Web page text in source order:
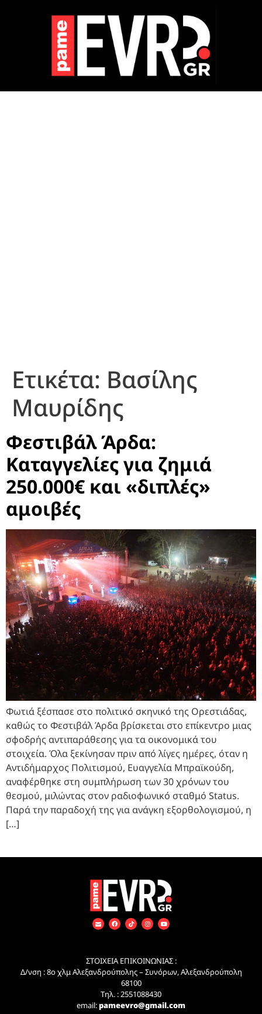
Ετικέτα: Βασίλης
Μαυρίδης
Φεστιβάλ Άρδα:
Καταγγελίες για ζημιά
250.000€ και «διπλές»
αμοιβές
Φωτιά ξέσπασε στο πολιτικό σκηνικό της Ορεστιάδας,
καθώς το Φεστιβάλ Άρδα βρίσκεται στο επίκεντρο μιας
σφοδρής αντιπαράθεσης για τα οικονομικά του
στοιχεία. Όλα ξεκίνησαν πριν από λίγες ημέρες, όταν η
Αντιδήμαρχος Πολιτισμού, Ευαγγελία Μπραϊκούδη,
αναφέρθηκε στη συμπλήρωση των 30 χρόνων του
θεσμού, μιλώντας στον ραδιοφωνικό σταθμό Status.
Παρά την παραδοχή της για ανάγκη εξορθολογισμού, η
[…]
ΣΤΟΙΧΕΙΑ ΕΠΙΚΟΙΝΩΝΙΑΣ :
Δ/νση : 8ο χλμ Αλεξανδρούπολης – Συνόρων, Αλεξανδρούπολη
68100
Τηλ. : 2551088430
email:pameevro@gmail.com